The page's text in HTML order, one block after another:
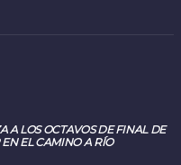
A LOS OCTAVOS DE FINAL DE
EL CAMINO A RÍO